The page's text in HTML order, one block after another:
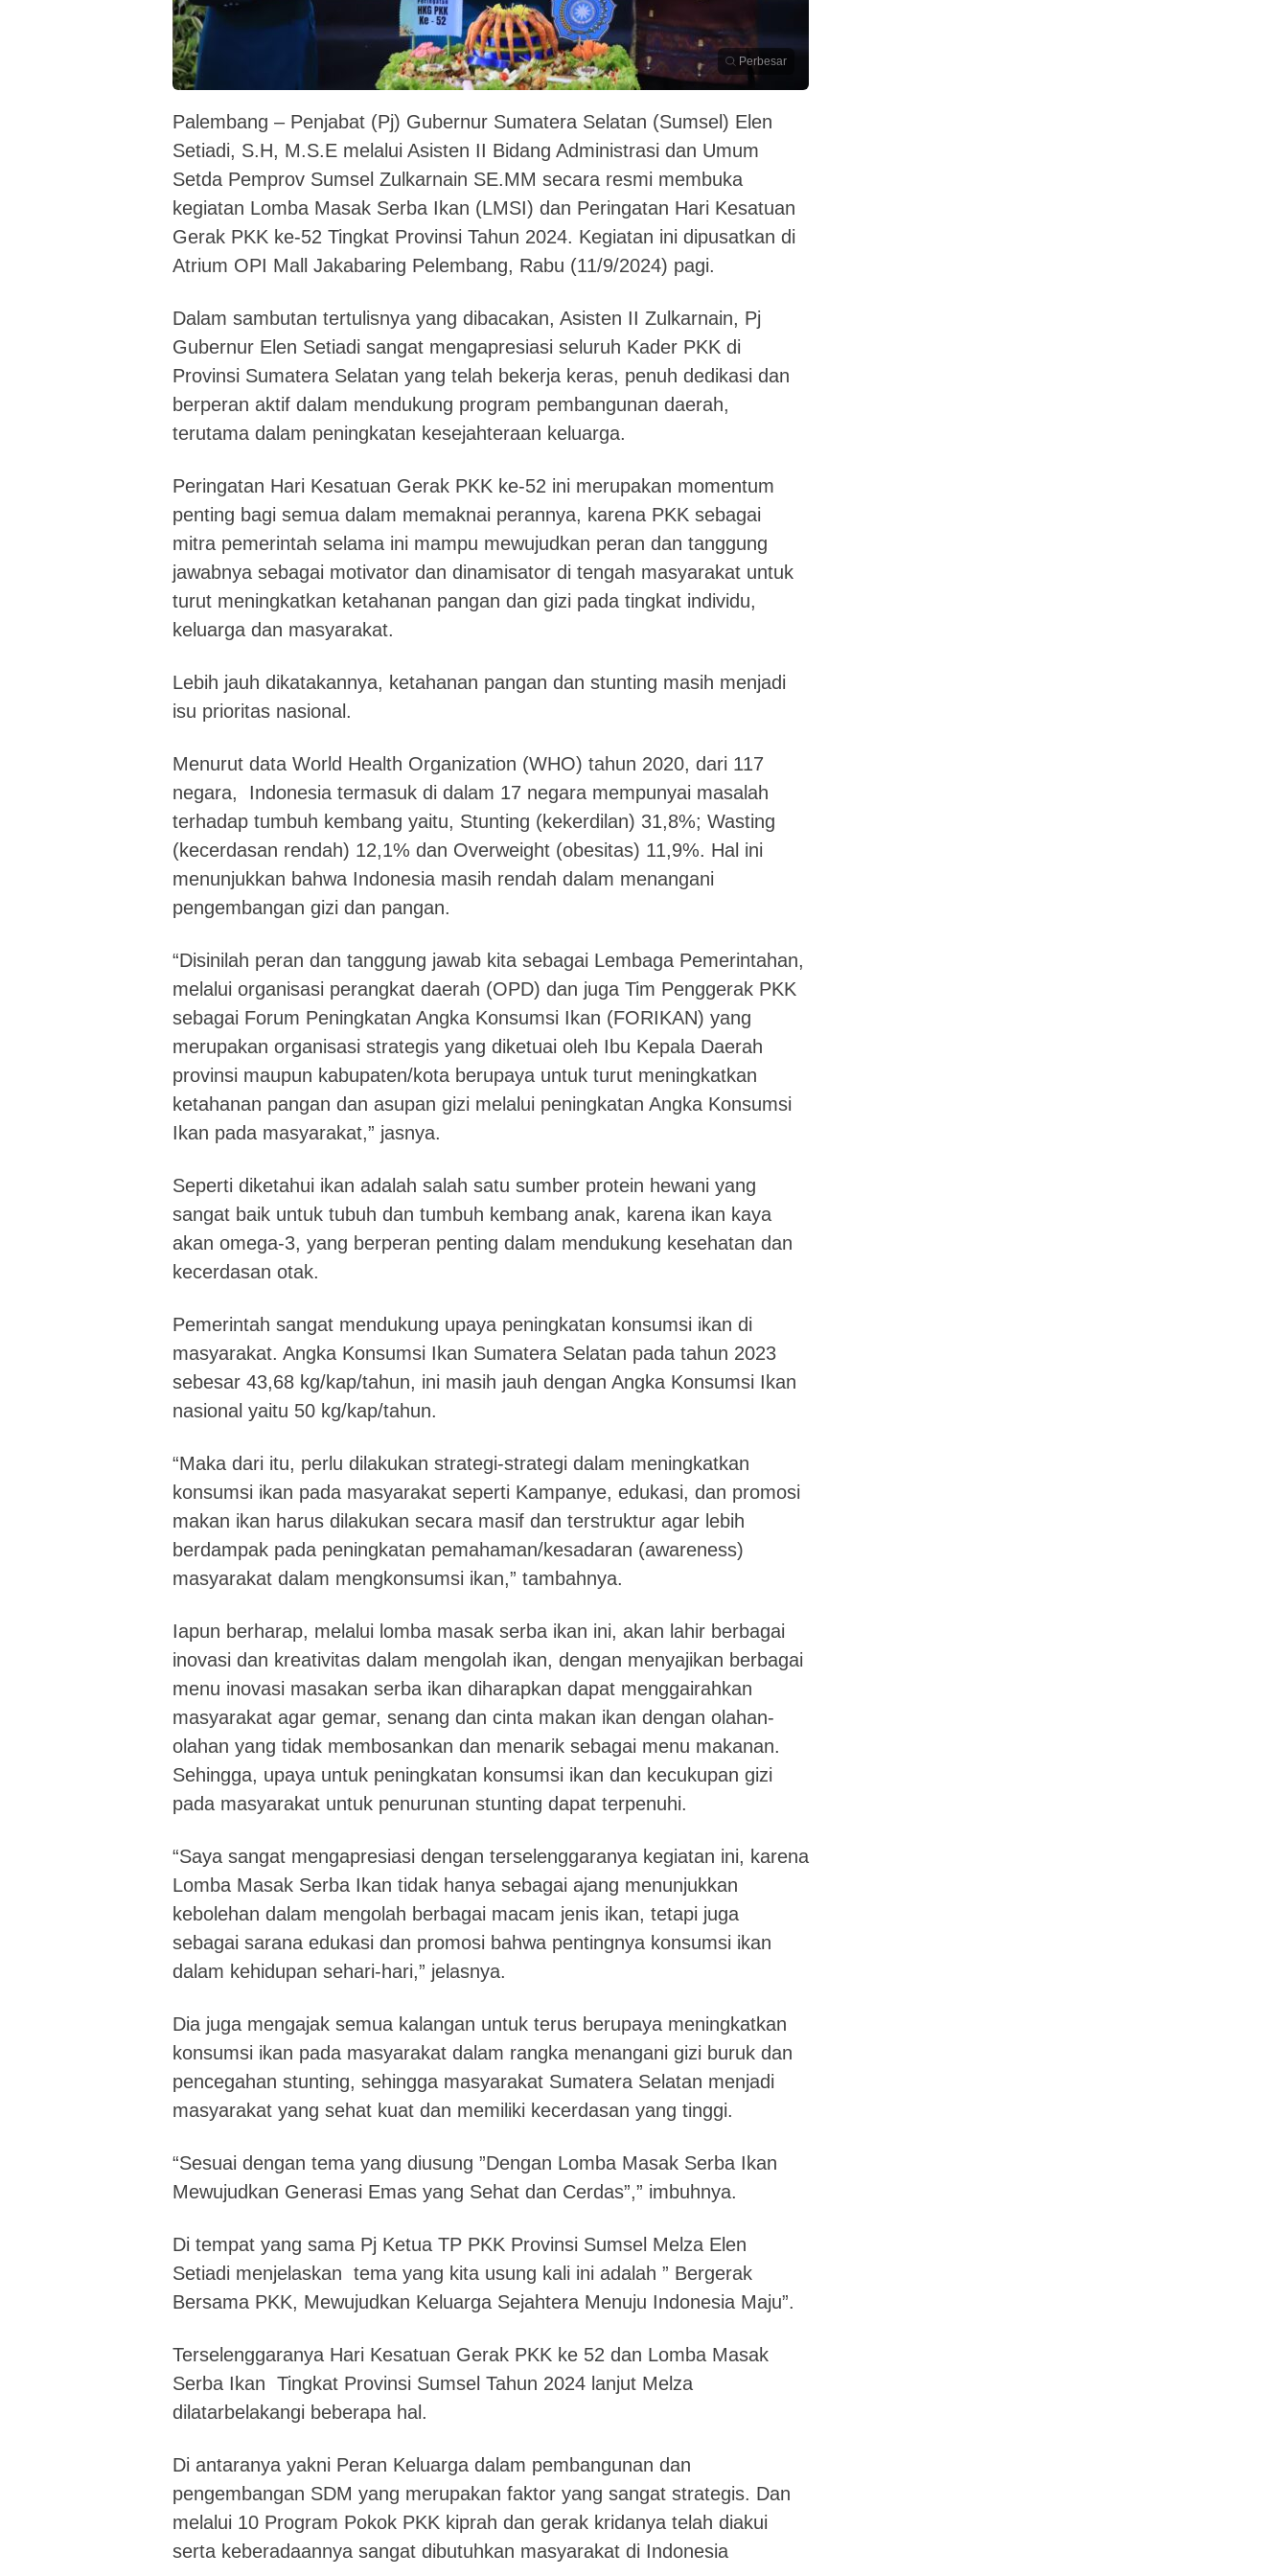
Perbesar
Palembang – Penjabat (Pj) Gubernur Sumatera Selatan (Sumsel) Elen
Setiadi, S.H, M.S.E melalui Asisten II Bidang Administrasi dan Umum
Setda Pemprov Sumsel Zulkarnain SE.MM secara resmi membuka
kegiatan Lomba Masak Serba Ikan (LMSI) dan Peringatan Hari Kesatuan
Gerak PKK ke-52 Tingkat Provinsi Tahun 2024. Kegiatan ini dipusatkan di
Atrium OPI Mall Jakabaring Pelembang, Rabu (11/9/2024) pagi.
Dalam sambutan tertulisnya yang dibacakan, Asisten II Zulkarnain, Pj
Gubernur Elen Setiadi sangat mengapresiasi seluruh Kader PKK di
Provinsi Sumatera Selatan yang telah bekerja keras, penuh dedikasi dan
berperan aktif dalam mendukung program pembangunan daerah,
terutama dalam peningkatan kesejahteraan keluarga.
Peringatan Hari Kesatuan Gerak PKK ke-52 ini merupakan momentum
penting bagi semua dalam memaknai perannya, karena PKK sebagai
mitra pemerintah selama ini mampu mewujudkan peran dan tanggung
jawabnya sebagai motivator dan dinamisator di tengah masyarakat untuk
turut meningkatkan ketahanan pangan dan gizi pada tingkat individu,
keluarga dan masyarakat.
Lebih jauh dikatakannya, ketahanan pangan dan stunting masih menjadi
isu prioritas nasional.
Menurut data World Health Organization (WHO) tahun 2020, dari 117
negara, Indonesia termasuk di dalam 17 negara mempunyai masalah
terhadap tumbuh kembang yaitu, Stunting (kekerdilan) 31,8%; Wasting
(kecerdasan rendah) 12,1% dan Overweight (obesitas) 11,9%. Hal ini
menunjukkan bahwa Indonesia masih rendah dalam menangani
pengembangan gizi dan pangan.
“Disinilah peran dan tanggung jawab kita sebagai Lembaga Pemerintahan,
melalui organisasi perangkat daerah (OPD) dan juga Tim Penggerak PKK
sebagai Forum Peningkatan Angka Konsumsi Ikan (FORIKAN) yang
merupakan organisasi strategis yang diketuai oleh Ibu Kepala Daerah
provinsi maupun kabupaten/kota berupaya untuk turut meningkatkan
ketahanan pangan dan asupan gizi melalui peningkatan Angka Konsumsi
Ikan pada masyarakat,” jasnya.
Seperti diketahui ikan adalah salah satu sumber protein hewani yang
sangat baik untuk tubuh dan tumbuh kembang anak, karena ikan kaya
akan omega-3, yang berperan penting dalam mendukung kesehatan dan
kecerdasan otak.
Pemerintah sangat mendukung upaya peningkatan konsumsi ikan di
masyarakat. Angka Konsumsi Ikan Sumatera Selatan pada tahun 2023
sebesar 43,68 kg/kap/tahun, ini masih jauh dengan Angka Konsumsi Ikan
nasional yaitu 50 kg/kap/tahun.
“Maka dari itu, perlu dilakukan strategi-strategi dalam meningkatkan
konsumsi ikan pada masyarakat seperti Kampanye, edukasi, dan promosi
makan ikan harus dilakukan secara masif dan terstruktur agar lebih
berdampak pada peningkatan pemahaman/kesadaran (awareness)
masyarakat dalam mengkonsumsi ikan,” tambahnya.
Iapun berharap, melalui lomba masak serba ikan ini, akan lahir berbagai
inovasi dan kreativitas dalam mengolah ikan, dengan menyajikan berbagai
menu inovasi masakan serba ikan diharapkan dapat menggairahkan
masyarakat agar gemar, senang dan cinta makan ikan dengan olahan-
olahan yang tidak membosankan dan menarik sebagai menu makanan.
Sehingga, upaya untuk peningkatan konsumsi ikan dan kecukupan gizi
pada masyarakat untuk penurunan stunting dapat terpenuhi.
“Saya sangat mengapresiasi dengan terselenggaranya kegiatan ini, karena
Lomba Masak Serba Ikan tidak hanya sebagai ajang menunjukkan
kebolehan dalam mengolah berbagai macam jenis ikan, tetapi juga
sebagai sarana edukasi dan promosi bahwa pentingnya konsumsi ikan
dalam kehidupan sehari-hari,” jelasnya.
Dia juga mengajak semua kalangan untuk terus berupaya meningkatkan
konsumsi ikan pada masyarakat dalam rangka menangani gizi buruk dan
pencegahan stunting, sehingga masyarakat Sumatera Selatan menjadi
masyarakat yang sehat kuat dan memiliki kecerdasan yang tinggi.
“Sesuai dengan tema yang diusung ”Dengan Lomba Masak Serba Ikan
Mewujudkan Generasi Emas yang Sehat dan Cerdas”,” imbuhnya.
Di tempat yang sama Pj Ketua TP PKK Provinsi Sumsel Melza Elen
Setiadi menjelaskan tema yang kita usung kali ini adalah ” Bergerak
Bersama PKK, Mewujudkan Keluarga Sejahtera Menuju Indonesia Maju”.
Terselenggaranya Hari Kesatuan Gerak PKK ke 52 dan Lomba Masak
Serba Ikan Tingkat Provinsi Sumsel Tahun 2024 lanjut Melza
dilatarbelakangi beberapa hal.
Di antaranya yakni Peran Keluarga dalam pembangunan dan
pengembangan SDM yang merupakan faktor yang sangat strategis. Dan
melalui 10 Program Pokok PKK kiprah dan gerak kridanya telah diakui
serta keberadaannya sangat dibutuhkan masyarakat di Indonesia